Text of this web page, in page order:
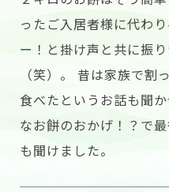
ったご入居者様に代わ
ー！と掛け声と共に振
（笑）。 昔は家族で割
食べたというお話も聞
なお餅のおかげ！？で
も聞けました。